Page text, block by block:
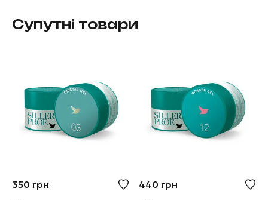
Супутні товари
350 грн 440 грн